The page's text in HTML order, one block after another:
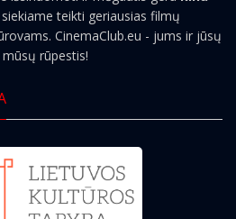
teikti geriausias filmų
CinemaClub.eu - jums ir jūsų
mūsų rūpestis!